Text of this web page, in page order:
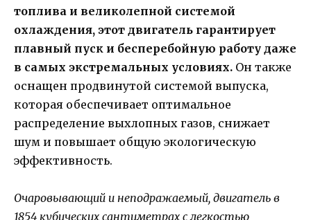
топлива и великолепной системой
охлаждения, этот двигатель гарантирует
плавный пуск и бесперебойную работу даже
в самых экстремальных условиях. Он также
оснащен продвинутой системой выпуска,
которая обеспечивает оптимальное
распределение выхлопных газов, снижает
шум и повышает общую экологическую
эффективность.
Очаровывающий и неподражаемый, двигатель в
1854 кубических сантиметрах с легкостью